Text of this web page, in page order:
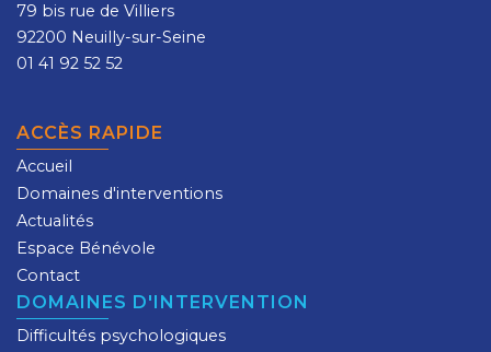
79 bis rue de Villiers
92200 Neuilly-sur-Seine
01 41 92 52 52
ACCÈS RAPIDE
Accueil
Domaines d'interventions
Actualités
Espace Bénévole
Contact
DOMAINES D'INTERVENTION
Difficultés psychologiques